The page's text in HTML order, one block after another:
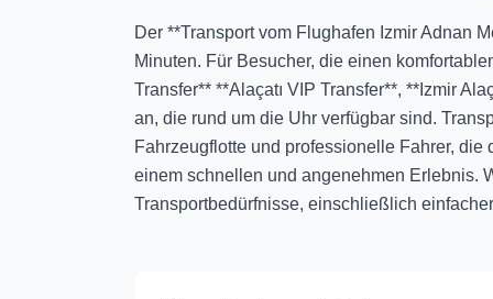
Der **Transport vom Flughafen Izmir Adnan
Minuten. Für Besucher, die einen
Transfer** **Alaçatı VIP Transfer**, **Izmir
an, die rund um die Uhr verfügbar sind.
Fahrzeugflotte und professionelle Fahrer,
einem schnellen und angenehmen Erlebnis.
Transportbedürfnisse, einschließlich